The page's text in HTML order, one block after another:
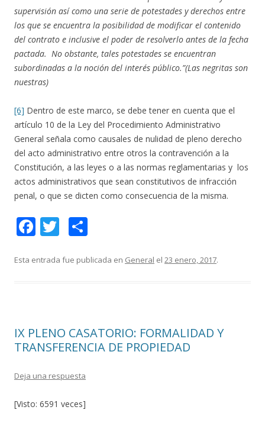
supervisión así como una serie de potestades y derechos entre
los que se encuentra la posibilidad de modificar el contenido
del contrato e inclusive el poder de resolverlo antes de la fecha
pactada. No obstante, tales potestades se encuentran
subordinadas a la noción del interés público.”(Las negritas son
nuestras)
[6] Dentro de este marco, se debe tener en cuenta que el
artículo 10 de la Ley del Procedimiento Administrativo
General señala como causales de nulidad de pleno derecho
del acto administrativo entre otros la contravención a la
Constitución, a las leyes o a las normas reglamentarias y los
actos administrativos que sean constitutivos de infracción
penal, o que se dicten como consecuencia de la misma.
F
e
k
T
itt m
r
Esta entrada fue publicada en General el 23 enero, 2017.
IX PLENO CASATORIO: FORMALIDAD Y
TRANSFERENCIA DE PROPIEDAD
Deja una respuesta
[Visto: 6591 veces]